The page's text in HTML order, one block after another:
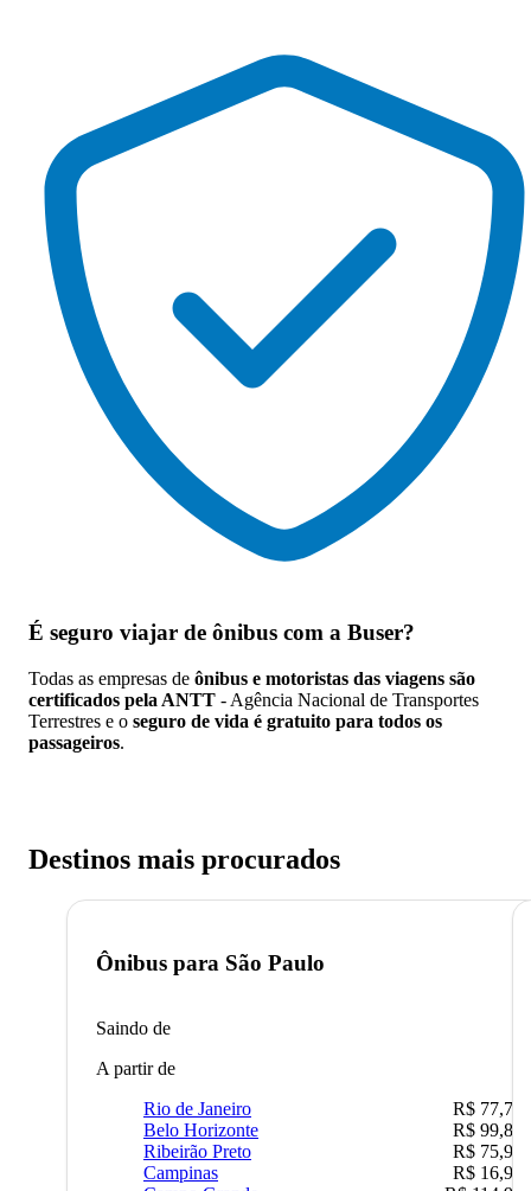
É seguro viajar de ônibus com a Buser?
Todas as empresas de ônibus e motoristas das viagens são
certificados pela ANTT - Agência Nacional de Transportes
Terrestres e o seguro de vida é gratuito para todos os
passageiros.
Destinos mais procurados
Ônibus para São Paulo
Saindo de
A partir de
Rio de Janeiro
R$ 77,70
Belo Horizonte
R$ 99,89
Ribeirão Preto
R$ 75,90
Campinas
R$ 16,90